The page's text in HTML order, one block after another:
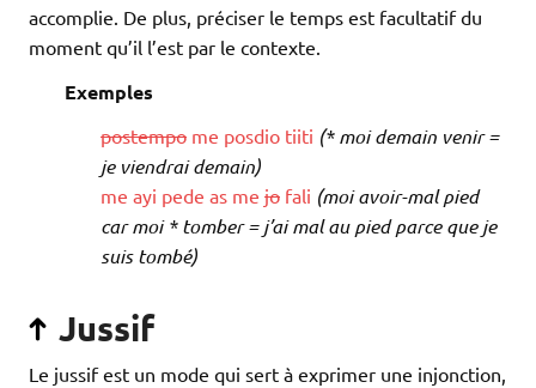
accomplie. De plus, préciser le temps est facultatif du
moment qu’il l’est par le contexte.
Exemples
postempo me posdio tiiti (* moi demain venir =
je viendrai demain)
me ayi pede as me jo fali (moi avoir-mal pied
car moi * tomber = j’ai mal au pied parce que je
suis tombé)
Jussif
Le jussif est un mode qui sert à exprimer une injonction,